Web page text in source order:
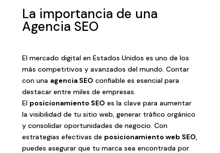
La importancia de una
Agencia SEO
El mercado digital en Estados Unidos es uno de los
más competitivos y avanzados del mundo. Contar
con una agencia SEO confiable es esencial para
destacar entre miles de empresas.
El posicionamiento SEO es la clave para aumentar
la visibilidad de tu sitio web, generar tráfico orgánico
y consolidar oportunidades de negocio. Con
estrategias efectivas de posicionamiento web SEO,
puedes asegurar que tu marca sea encontrada por